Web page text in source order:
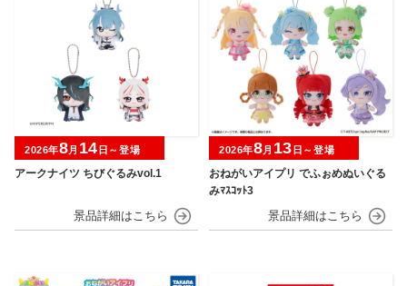
アークナイツ ちびぐるみvol.1
2026年8月 14 日～登場
おねがいアイプリ でふぉめぬいぐる
みﾏｽｺｯﾄ3
2026年8月 13 日～登場